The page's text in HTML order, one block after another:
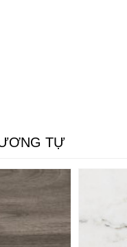
TỰ
Gạch ốp